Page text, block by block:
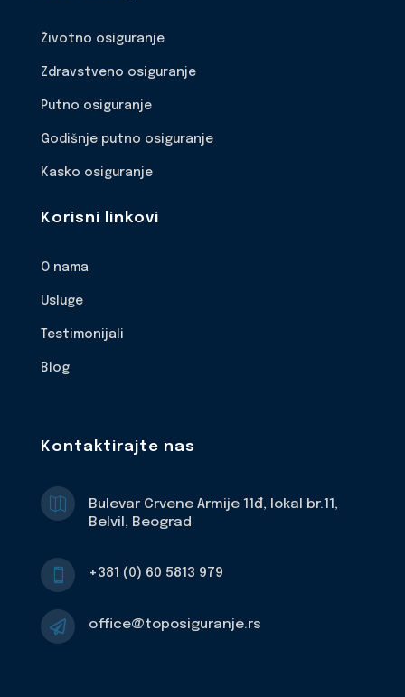
Životno osiguranje
Zdravstveno osiguranje
Putno osiguranje
Godišnje putno osiguranje
Kasko osiguranje
Korisni linkovi
O nama
Usluge
Testimonijali
Blog
Kontaktirajte nas

Bulevar Crvene Armije 11đ, lokal br.11,
Belvil, Beograd
 +381 (0) 60 5813 979
 office@toposiguranje.rs